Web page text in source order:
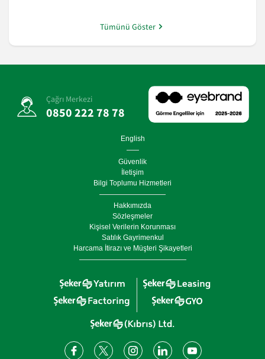
Tümünü Göster
Çağrı Merkezi
0850 222 78 78
English
Güvenlik
İletişim
Bilgi Toplumu Hizmetleri
Hakkımızda
Sözleşmeler
Kişisel Verilerin Korunması
Satılık Gayrimenkul
Harcama İtirazı ve Müşteri Şikayetleri